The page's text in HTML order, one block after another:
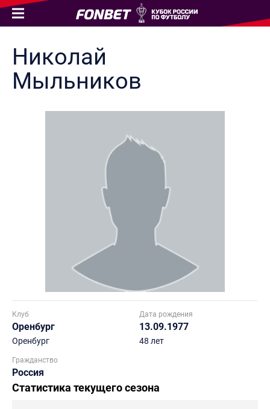
Николай
Мыльников
Клуб
Оренбург
Оренбург
Дата рождения
13.09.1977
48 лет
Гражданство
Россия
Статистика текущего сезона